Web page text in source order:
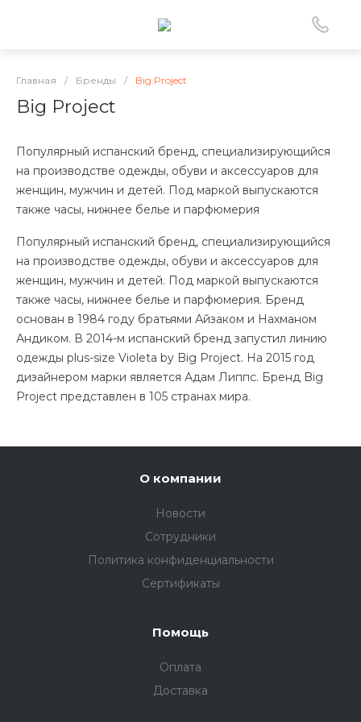
Главная / Бренды / Big Project
Big Project
Популярный испанский бренд, специализирующийся
на производстве одежды, обуви и аксессуаров для
женщин, мужчин и детей. Под маркой выпускаются
также часы, нижнее белье и парфюмерия
Популярный испанский бренд, специализирующийся
на производстве одежды, обуви и аксессуаров для
женщин, мужчин и детей. Под маркой выпускаются
также часы, нижнее белье и парфюмерия. Бренд
основан в 1984 году братьями Айзаком и Нахманом
Андиком. В 2014-м испанский бренд запустил линию
одежды plus-size Violeta by Big Project. На 2015 год
дизайнером марки является Адам Липпс. Бренд Big
Project представлен в 105 странах мира.
О компании
Новости
Сотрудники
Политика конфиденциальности
Сертификаты
Помощь
Оплата
Доставка